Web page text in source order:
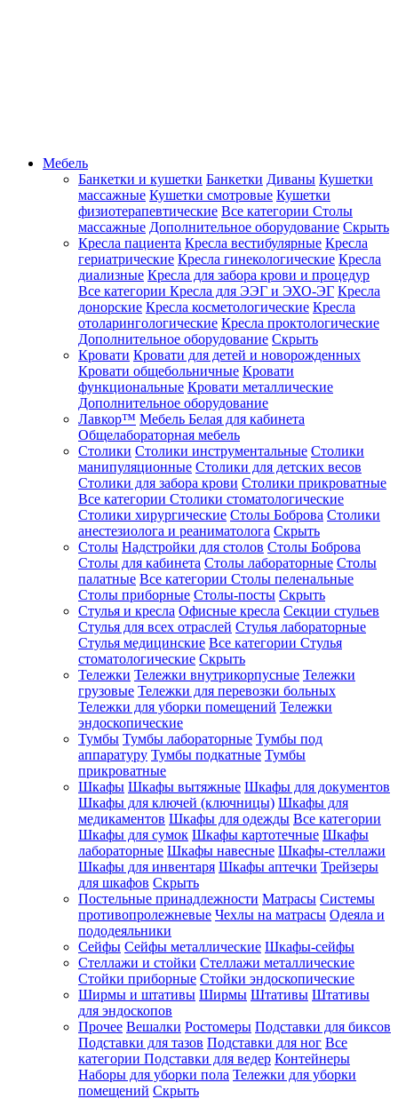
Мебель
Банкетки и кушетки Банкетки Диваны Кушетки
массажные Кушетки смотровые Кушетки
физиотерапевтические Все категории Столы
массажные Дополнительное оборудование Скрыть
Кресла пациента Кресла вестибулярные Кресла
гериатрические Кресла гинекологические Кресла
диализные Кресла для забора крови и процедур
Все категории Кресла для ЭЭГ и ЭХО-ЭГ Кресла
донорские Кресла косметологические Кресла
отоларингологические Кресла проктологические
Дополнительное оборудование Скрыть
Кровати Кровати для детей и новорожденных
Кровати общебольничные Кровати
функциональные Кровати металлические
Дополнительное оборудование
Лавкор™ Мебель Белая для кабинета
Общелабораторная мебель
Столики Столики инструментальные Столики
манипуляционные Столики для детских весов
Столики для забора крови Столики прикроватные
Все категории Столики стоматологические
Столики хирургические Столы Боброва Столики
анестезиолога и реаниматолога Скрыть
Столы Надстройки для столов Столы Боброва
Столы для кабинета Столы лабораторные Столы
палатные Все категории Столы пеленальные
Столы приборные Столы-посты Скрыть
Стулья и кресла Офисные кресла Секции стульев
Стулья для всех отраслей Стулья лабораторные
Стулья медицинские Все категории Стулья
стоматологические Скрыть
Тележки Тележки внутрикорпусные Тележки
грузовые Тележки для перевозки больных
Тележки для уборки помещений Тележки
эндоскопические
Тумбы Тумбы лабораторные Тумбы под
аппаратуру Тумбы подкатные Тумбы
прикроватные
Шкафы Шкафы вытяжные Шкафы для документов
Шкафы для ключей (ключницы) Шкафы для
медикаментов Шкафы для одежды Все категории
Шкафы для сумок Шкафы картотечные Шкафы
лабораторные Шкафы навесные Шкафы-стеллажи
Шкафы для инвентаря Шкафы аптечки Трейзеры
для шкафов Скрыть
Постельные принадлежности Матрасы Системы
противопролежневые Чехлы на матрасы Одеяла и
пододеяльники
Сейфы Сейфы металлические Шкафы-сейфы
Стеллажи и стойки Стеллажи металлические
Стойки приборные Стойки эндоскопические
Ширмы и штативы Ширмы Штативы Штативы
для эндоскопов
Прочее Вешалки Ростомеры Подставки для биксов
Подставки для тазов Подставки для ног Все
категории Подставки для ведер Контейнеры
Наборы для уборки пола Тележки для уборки
помещений Скрыть